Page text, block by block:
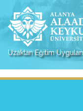
Uzaktan Eğitim